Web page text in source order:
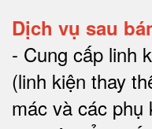
Dịch vụ sau
- Cung cấp linh
(linh kiện thay
mác và các phụ